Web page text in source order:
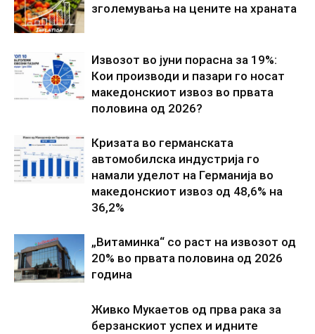
зголемувања на цените на храната
Извозот во јуни порасна за 19%:
Кои производи и пазари го носат
македонскиот извоз во првата
половина од 2026?
Кризата во германската
автомобилска индустрија го
намали уделот на Германија во
македонскиот извоз од 48,6% на
36,2%
„Витаминка“ со раст на извозот од
20% во првата половина од 2026
година
Живко Мукаетов од прва рака за
берзанскиот успех и идните